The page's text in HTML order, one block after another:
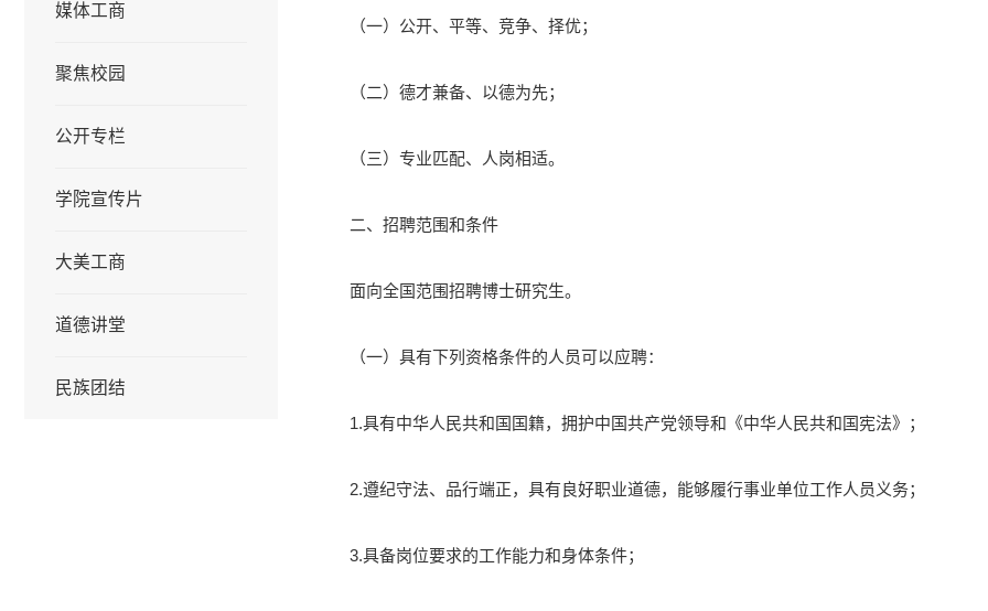
媒体工商
聚焦校园
公开专栏
学院宣传片
大美工商
道德讲堂
民族团结
（一）公开、平等、竞争、择优；
（二）德才兼备、以德为先；
（三）专业匹配、人岗相适。
二、招聘范围和条件
面向全国范围招聘博士研究生。
（一）具有下列资格条件的人员可以应聘：
1.具有中华人民共和国国籍，拥护中国共产党领导和《中华人民共和国宪法》；
2.遵纪守法、品行端正，具有良好职业道德，能够履行事业单位工作人员义务；
3.具备岗位要求的工作能力和身体条件；